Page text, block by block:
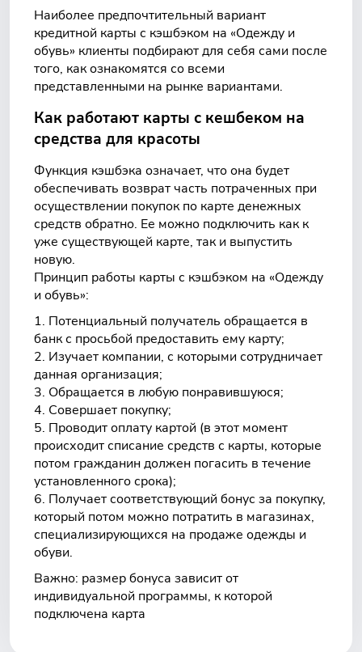
Наиболее предпочтительный вариант
кредитной карты с кэшбэком на «Одежду и
обувь» клиенты подбирают для себя сами после
того, как ознакомятся со всеми
представленными на рынке вариантами.
Как работают карты с кешбеком на
средства для красоты
Функция кэшбэка означает, что она будет
обеспечивать возврат часть потраченных при
осуществлении покупок по карте денежных
средств обратно. Ее можно подключить как к
уже существующей карте, так и выпустить
новую.
Принцип работы карты с кэшбэком на «Одежду
и обувь»:
Потенциальный получатель обращается в
банк с просьбой предоставить ему карту;
Изучает компании, с которыми сотрудничает
данная организация;
Обращается в любую понравившуюся;
Совершает покупку;
Проводит оплату картой (в этот момент
происходит списание средств с карты, которые
потом гражданин должен погасить в течение
установленного срока);
Получает соответствующий бонус за покупку,
который потом можно потратить в магазинах,
специализирующихся на продаже одежды и
обуви.
Важно: размер бонуса зависит от
индивидуальной программы, к которой
подключена карта